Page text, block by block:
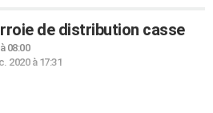
de distribution casse
08:00
2020 à 17:31